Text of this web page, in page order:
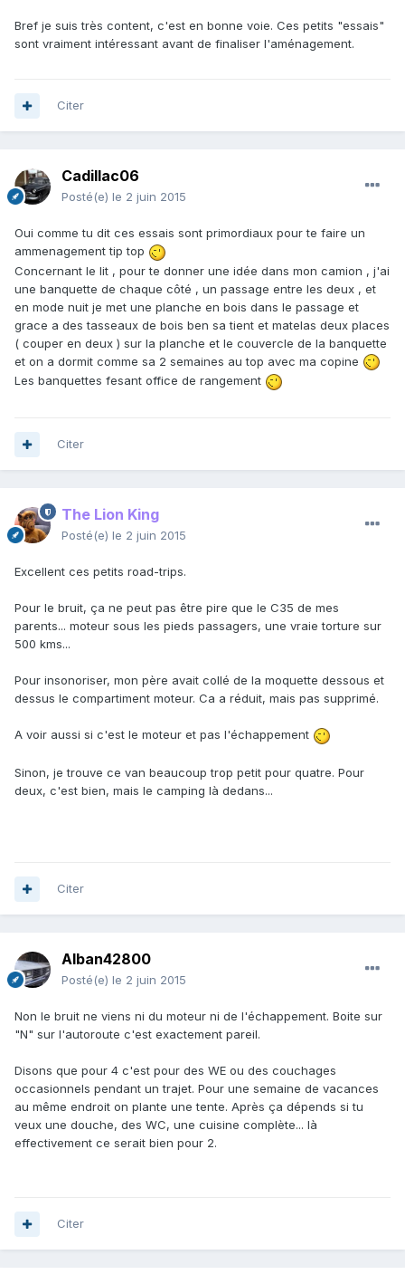
Bref je suis très content, c'est en bonne voie. Ces petits "essais"
sont vraiment intéressant avant de finaliser l'aménagement.
Citer
Cadillac06
Posté(e) le 2 juin 2015
Oui comme tu dit ces essais sont primordiaux pour te faire un
ammenagement tip top
Concernant le lit , pour te donner une idée dans mon camion , j'ai
une banquette de chaque côté , un passage entre les deux , et
en mode nuit je met une planche en bois dans le passage et
grace a des tasseaux de bois ben sa tient et matelas deux places
( couper en deux ) sur la planche et le couvercle de la banquette
et on a dormit comme sa 2 semaines au top avec ma copine
Les banquettes fesant office de rangement
Citer
The Lion King
Posté(e) le 2 juin 2015
Excellent ces petits road-trips.
Pour le bruit, ça ne peut pas être pire que le C35 de mes
parents... moteur sous les pieds passagers, une vraie torture sur
500 kms...
Pour insonoriser, mon père avait collé de la moquette dessous et
dessus le compartiment moteur. Ca a réduit, mais pas supprimé.
A voir aussi si c'est le moteur et pas l'échappement
Sinon, je trouve ce van beaucoup trop petit pour quatre. Pour
deux, c'est bien, mais le camping là dedans...
Citer
Alban42800
Posté(e) le 2 juin 2015
Non le bruit ne viens ni du moteur ni de l'échappement. Boite sur
"N" sur l'autoroute c'est exactement pareil.
Disons que pour 4 c'est pour des WE ou des couchages
occasionnels pendant un trajet. Pour une semaine de vacances
au même endroit on plante une tente. Après ça dépends si tu
veux une douche, des WC, une cuisine complète... là
effectivement ce serait bien pour 2.
Citer